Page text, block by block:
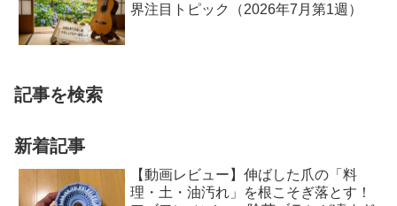
界注目トピック（2026年7月第1週）
記事を検索
新着記事
【動画レビュー】伸ばした爪の「料
理・土・油汚れ」を根こそぎ落とす！